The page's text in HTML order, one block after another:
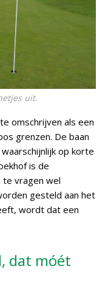
uit.
omschrijven als een
grenzen. De baan
op korte
is de
te vragen wel
gesteld aan het
wordt dat een
dat móét